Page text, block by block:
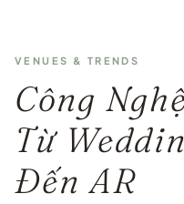
VENUES & TRENDS
Công
Từ
Đến AR